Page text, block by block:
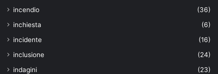
incendio
(36)
inchiesta
(6)
incidente
(16)
inclusione
(24)
indagini
(23)